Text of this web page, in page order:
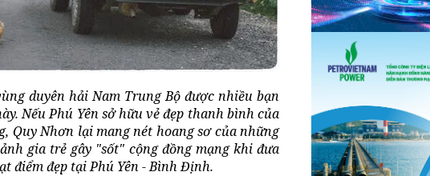
duyên hải Nam Trung Bộ được nhiều bạn
Nếu Phú Yên sở hữu vẻ đẹp thanh bình của
Quy Nhơn lại mang nét hoang sơ của những
gia trẻ gây "sốt" cộng đồng mạng khi đưa
điểm đẹp tại Phú Yên - Bình Định.